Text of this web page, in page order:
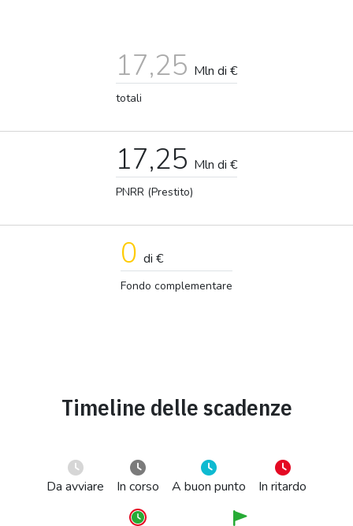
17,25 Mln di €
totali
17,25 Mln di €
PNRR (Prestito)
0 di €
Fondo complementare
Timeline delle scadenze
Da avviare In corso A buon punto In ritardo